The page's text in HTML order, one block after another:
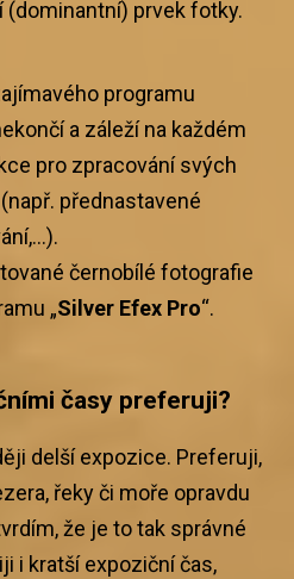
(dominantní) prvek fotky.
programu
a záleží na každém
pro zpracování svých
přednastavené
černobílé fotografie
„Silver Efex Pro“.
časy preferuji?
delší expozice. Preferuji,
řeky či moře opravdu
že je to tak správné
i kratší expoziční čas,